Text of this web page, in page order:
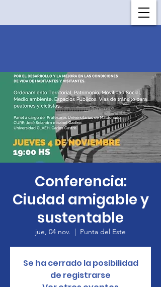
Conferencia:
Ciudad amigable y
sustentable
jue, 04 nov.
  |
Punta del Este
Se ha cerrado la posibilidad
de registrarse